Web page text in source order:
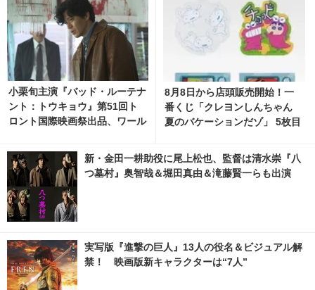
小栗旬主演『バッド・ルーテナ
ント：トウキョウ』第51回ト
ロント国際映画祭出品、ワール
8月8日から店頭販売開始！一
番くじ「クレヨンしんちゃん
夏のバケーションだゾ」 5枚目
新・金田一耕助役に尾上松也、監督は清水崇『八
つ墓村』奥智哉＆堀田真由＆滝藤賢一らも出演
実写版『進撃の巨人』13人の役名＆ビジュアル解
禁！ 映画版新キャラクターは“7人”